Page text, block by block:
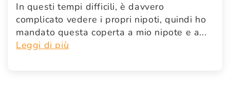
In questi tempi difficili, è davvero
complicato vedere i propri nipoti, quindi ho
mandato questa coperta a mio nipote e a...
Leggi di più